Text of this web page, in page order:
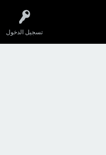
تسجيل الدخول